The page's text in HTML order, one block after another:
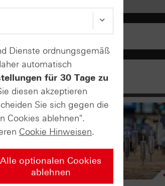
Dienste ordnungsgemäß
automatisch
für 30 Tage zu
diesen akzeptieren
Sie sich gegen die
Cookies ablehnen".
Cookie Hinweisen.
Alle optionalen Cookies
ablehnen